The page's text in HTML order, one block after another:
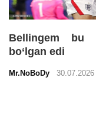
Bellingem bu
bo‘lgan edi
Mr.NoBoDy